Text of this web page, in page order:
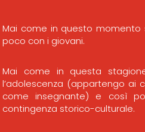
Mai come in questo
poco con i giovani.
Mai come in questa
l’adolescenza (appartengo ai
come insegnante) e così
contingenza storico-culturale.